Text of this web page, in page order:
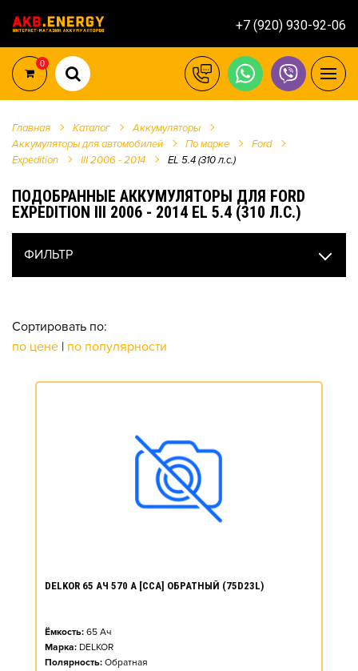
+7 (920) 930-92-06
0
Главная Каталог
Аккумуляторы
Аккумуляторы для автомобилей
По марке
Ford
Expedition
III 2006 - 2014 EL 5.4 (310 л.с.)
ПОДОБРАННЫЕ АККУМУЛЯТОРЫ ДЛЯ FORD
EXPEDITION III 2006 - 2014 EL 5.4 (310 Л.С.)
ФИЛЬТР
Сортировать по:
по цене | по популярности
DELKOR 65 АЧ 570 А [CCA] ОБРАТНЫЙ (75D23L)
Ёмкость: 65 Ач
Марка: DELKOR
Полярность: Обратная